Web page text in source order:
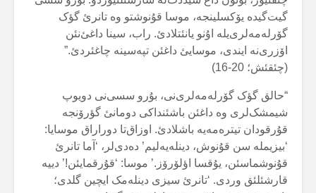
گیت‌گیدە یۆکسلینجە، موسا قۇنوشتو وە تانرئ گؤک
گۆرلەمەلری‌یلە اۇنو یانئتلادئ. راب، سینا داغئ‌نئن
اۆزری‌نە ایندی، موسایئ داغئن تپەسینە چاغئردئ.”
(چئقئش؛ 20-16)
“حالق گؤک گۆرلەمەلری‌نی، بۇرو سسی‌نی دویوپ
شیمشک‌لری وە داغئن باشئنداکی دومانئ گؤرۆنجە
قۇرقودان تیترەمەیە باشلادئ. اوزاق‌تا دوراراق موسایا:
‘بیزیملە سن قۇنوش، دینلەیەلیم’ دەدی‌لر، ‘آما تانرئ
قۇنوشماسئن، یۇقسا اؤلۆرۆز.’ موسا: ‘قۇرقمایئن!’ دییە
قارشئلئق وردی. ‘تانرئ سیزی دینلەمک ایچین گلدی؛